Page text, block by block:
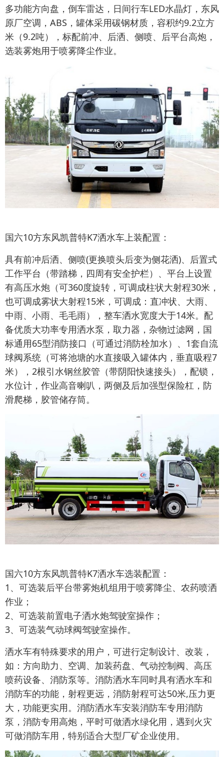
多功能方向盘，倒车雷达，日间行车LED水晶灯，东风
原厂空调，ABS，罐体采用碳钢材质，容积约9.2立方
米（9.2吨），标配前冲、后洒、侧喷、后平台高炮，
选装雾炮用于喷雾降尘作业。
国六10方东风凯普特K7洒水车上装配置：
具有前冲后洒、侧喷(更换喷头后变为侧花洒)、后置式
工作平台（带踏梯，四周有安全护栏）、平台上设置
有高压水炮（可360度旋转，可调成柱状大射程30米，
也可调成雾状大射程15米，可调成：直冲状、大雨、
中雨、小雨、毛毛雨），整车洒水宽度大于14米。配
备优质大功率专用洒水泵，取力器，杂物过滤网，国
标通用65型消防接口（可通过消防栓加水）、1套自流
球阀系统（可将池塘的水直接吸入罐体内，垂直吸程7
米），2根引水钢丝胶管（带阴阳快速接头），配锁，
水位计，作业高音喇叭，两侧及后加强型保险杠，防
滑爬梯，胶管储存筒。
国六10方东风凯普特K7洒水车选装配置：
1、可选装后平台带雾炮机组用于喷雾降尘、农药喷洒
作业；
2、可选装前置电子洒水炮驾驶室操作；
3、可选装气动球阀驾驶室操作。
洒水车有特殊要求的用户，可进行定制设计、改装，
如：方向助力、空调、加装药盘、气动控制阀、高压
喷药设备、消防泵等。消防洒水车同时具有洒水车和
消防车的功能，射程更远，消防射程可达50米,压力更
大，功能更实用。消防洒水车安装消防车专用消防
泵，消防专用高炮，平时可做洒水绿化用，遇到火灾
可做消防车用，特别适合大型厂矿企业使用。